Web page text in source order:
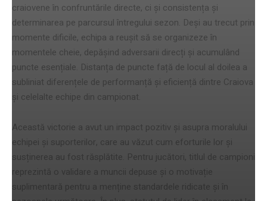
craiovene în confruntările directe, ci și consistența și
determinarea pe parcursul întregului sezon. Deși au trecut prin
momente dificile, echipa a reușit să se organizeze în
momentele cheie, depășind adversarii direcți și acumulând
puncte esențiale. Distanța de puncte față de locul al doilea a
subliniat diferențele de performanță și eficiență dintre Craiova
și celelalte echipe din campionat.
Această victorie a avut un impact pozitiv și asupra moralului
echipei și suporterilor, care au văzut cum eforturile lor și
susținerea au fost răsplătite. Pentru jucători, titlul de campioni
reprezintă o validare a muncii depuse și o motivație
suplimentară pentru a menține standardele ridicate și în